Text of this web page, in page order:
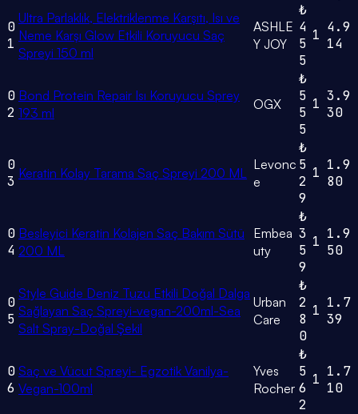
0
1
Ultra Parlaklık, Elektriklenme Karşıtı, Isı ve
Neme Karşı Glow Etkili Koruyucu Saç
Spreyi 150 ml
ASHLE
Y JOY
₺
4
5
5
1 4.9
14
0
2
Bond Protein Repair Isı Koruyucu Sprey
193 ml
OGX
₺
5
5
5
1 3.9
30
0
3 Keratin Kolay Tarama Saç Spreyi 200 ML
Levonc
e
₺
5
2
9
1 1.9
80
0
4
Besleyici Keratin Kolajen Saç Bakım Sütü
200 ML
Embea
uty
₺
3
5
9
1 1.9
50
0
5
Style Guide Deniz Tuzu Etkili Doğal Dalga
Sağlayan Saç Spreyi-vegan-200ml-Sea
Salt Spray-Doğal Şekil
Urban
Care
₺
2
8
0
1 1.7
39
0
6
Saç ve Vücut Spreyi- Egzotik Vanilya-
Vegan-100ml
Yves
Rocher
₺
5
6
2
1 1.7
10